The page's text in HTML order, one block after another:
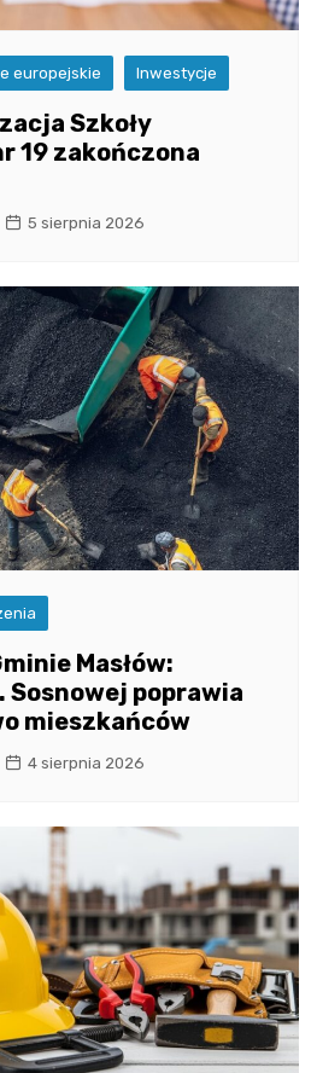
europejskie Inwestycje
Szkoły
19 zakończona
5 sierpnia 2026
Masłów:
Sosnowej poprawia
mieszkańców
4 sierpnia 2026